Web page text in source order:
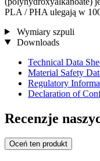
PLA / PHA ulegają w
Wymiary szpuli
Downloads
Technical Data
Material Safety
Regulatory
Declaration of
Recenzje
Oceń ten produkt